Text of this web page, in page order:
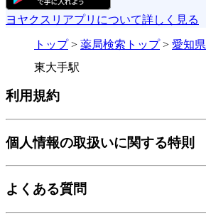
ヨヤクスリアプリについて詳しく見る
トップ> 薬局検索トップ> 愛知県
東大手駅
利用規約
個人情報の取扱いに関する特則
よくある質問